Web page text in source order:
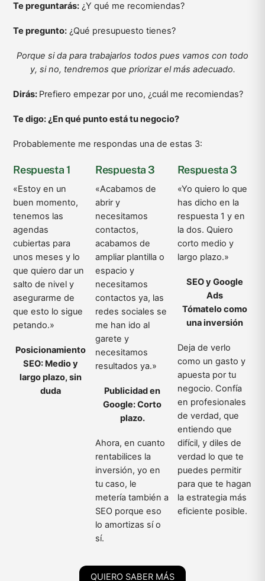
Te preguntarás: ¿Y qué me recomiendas?
Te pregunto: ¿Qué presupuesto tienes?
Porque si da para trabajarlos todos pues vamos con todo
y, si no, tendremos que priorizar el más adecuado.
Dirás: Prefiero empezar por uno, ¿cuál me recomiendas?
Te digo: ¿En qué punto está tu negocio?
Probablemente me respondas una de estas 3:
Respuesta 1
«Estoy en un
buen momento,
tenemos las
agendas
cubiertas para
unos meses y lo
que quiero dar un
salto de nivel y
asegurarme de
que esto lo sigue
petando.»
Posicionamiento
SEO: Medio y
largo plazo, sin
duda
Respuesta 3
«Acabamos de
abrir y
necesitamos
contactos,
acabamos de
ampliar plantilla o
espacio y
necesitamos
contactos ya, las
redes sociales se
me han ido al
garete y
necesitamos
resultados ya.»
Publicidad en
Google: Corto
plazo.
Ahora, en cuanto
rentabilices la
inversión, yo en
tu caso, le
metería también a
SEO porque eso
lo amortizas sí o
sí.
Respuesta 3
«Yo quiero lo que
has dicho en la
respuesta 1 y en
la dos. Quiero
corto medio y
largo plazo.»
SEO y Google
Ads
Tómatelo como
una inversión
Deja de verlo
como un gasto y
apuesta por tu
negocio. Confía
en profesionales
de verdad, que
entiendo que
difícil, y diles de
verdad lo que te
puedes permitir
para que te hagan
la estrategia más
eficiente posible.
QUIERO SABER MÁS